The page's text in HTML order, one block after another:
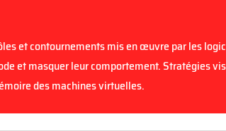
et contournements mis en œuvre par les
et masquer leur comportement. Stratégies
des machines virtuelles.